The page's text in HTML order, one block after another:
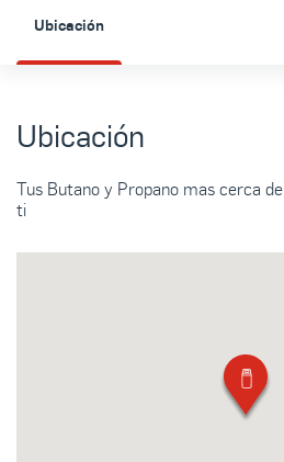
Ubicación
Ubicación
Tus Butano y Propano mas cerca de
ti